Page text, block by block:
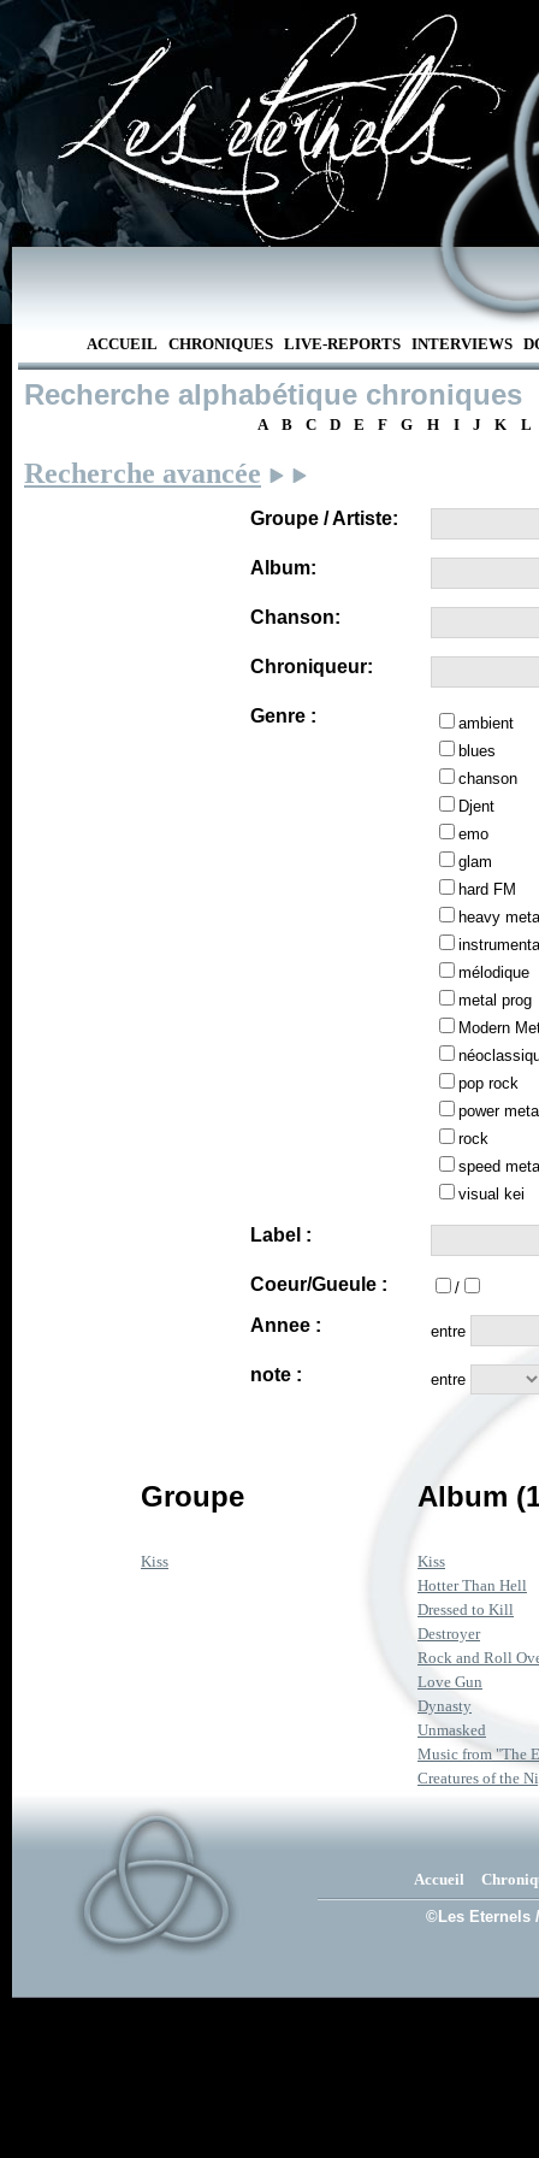
ACCUEIL CHRONIQUES LIVE-REPORTS INTERVIEWS
Recherche alphabétique chroniques
A B C D E F G H I J K L
Recherche avancée
Groupe / Artiste:
Album:
Chanson:
Chroniqueur:
Genre :
ambient
blues
chanson
Djent
emo
glam
hard FM
heavy
mélodique
metal prog
Modern
pop rock
power
rock
speed
visual kei
Label :
Coeur/Gueule : /
Annee : entre
note : entre
Groupe Album
Kiss
Kiss
Hotter Than Hell
Dressed to Kill
Destroyer
Rock and Roll
Love Gun
Dynasty
Unmasked
Music from "The
Creatures of the
Accueil
©Les Eternels